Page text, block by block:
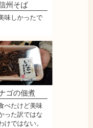
州そば
味しかったで
ゴの佃煮
べたけど美味
った訳ではな
けではない。